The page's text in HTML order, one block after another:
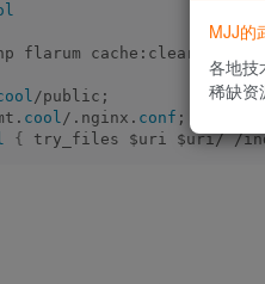
cache:clear （我也不知
/public;
cool /.nginx. conf ;
{ try_files $uri $uri/ /
MJJ的
各地技
稀缺资